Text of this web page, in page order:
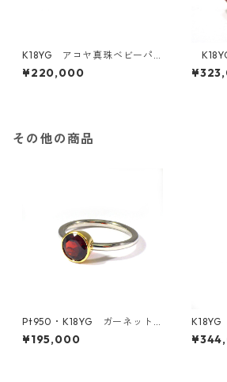
K18YG アコヤ真珠ベビーパ
ール・ダイヤモンドリング《M
oe》（KR71107）
¥220,000
《復刻
グ》（
その他の商品
Pt950・K18YG ガーネット
リング（KR70740）
¥195,000
K18YG
ング（